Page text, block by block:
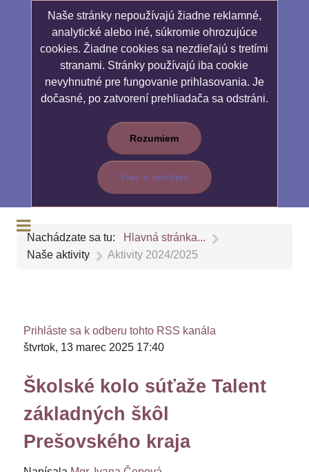
Naše stránky nepoužívajú žiadne reklamné,
analytické alebo iné, súkromie ohrozujúce
cookies. Žiadne cookies sa nezdieľajú s tretími
stranami. Stránky používajú iba cookie
nevyhnutné pre fungovanie prihlasovania. Je
dočasné, po zatvorení prehliadača sa odstráni.
Rozumiem
Viac o cookies
Nachádzate sa tu:
Hlavná stránka...
Naše aktivity
Aktivity 2024/2025
Prihláste sa k odberu tohto RSS kanála
štvrtok, 13 marec 2025 17:40
Školské kolo súťaže Talent
základných škôl
Prešovského kraja